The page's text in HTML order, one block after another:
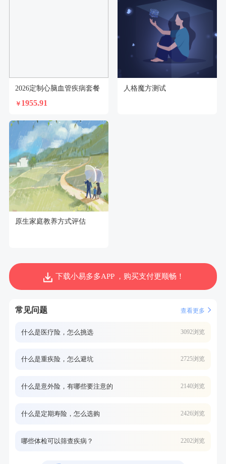
2026定制心脑血管疾病套餐
￥ 1955.91
人格魔方测试
原生家庭教养方式评估
下载小易多多APP ，购买支付更顺畅！
常见问题 查看更多
什么是医疗险，怎么挑选 3092浏览
什么是重疾险，怎么避坑 2725浏览
什么是意外险，有哪些要注意的 2140浏览
什么是定期寿险，怎么选购 2426浏览
哪些体检可以筛查疾病？ 2202浏览